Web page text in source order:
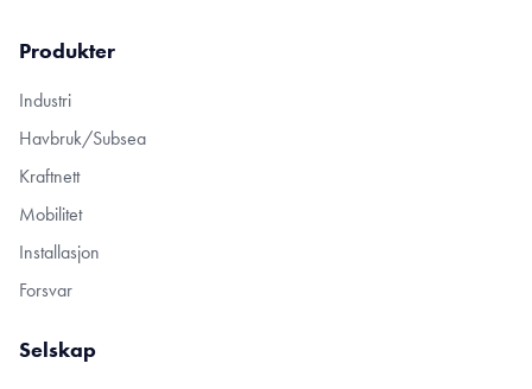
Produkter
Industri
Havbruk/Subsea
Kraftnett
Mobilitet
Installasjon
Forsvar
Selskap